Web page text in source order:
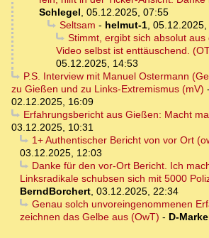
Schlegel, 05.12.2025, 07:55
Seltsam - helmut-1, 05.12.2025,
Stimmt, ergibt sich absolut aus
Video selbst ist enttäuschend.
05.12.2025, 14:53
P.S. Interview mit Manuel Ostermann
zu Gießen und zu Links-Extremismus (mV) -
02.12.2025, 16:09
Erfahrungsbericht aus Gießen: Macht
03.12.2025, 10:31
1+ Authentischer Bericht von vor Ort
03.12.2025, 12:03
Danke für den vor-Ort Bericht. Ich
Linksradikale schubsen sich mit 5000
BerndBorchert, 03.12.2025, 22:34
Genau solch unvoreingenommenen
zeichnen das Gelbe aus (OwT) - D-